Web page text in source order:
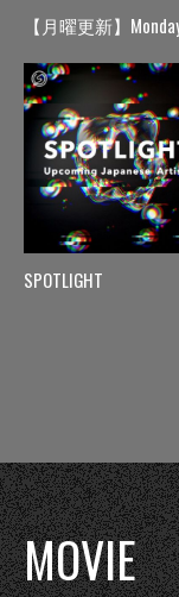
SPOTLIGHT
MOVIE